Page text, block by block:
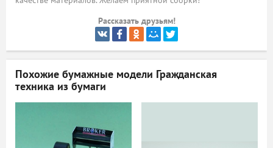
Рассказать друзьям!
Похожие бумажные модели Гражданская
техника из бумаги